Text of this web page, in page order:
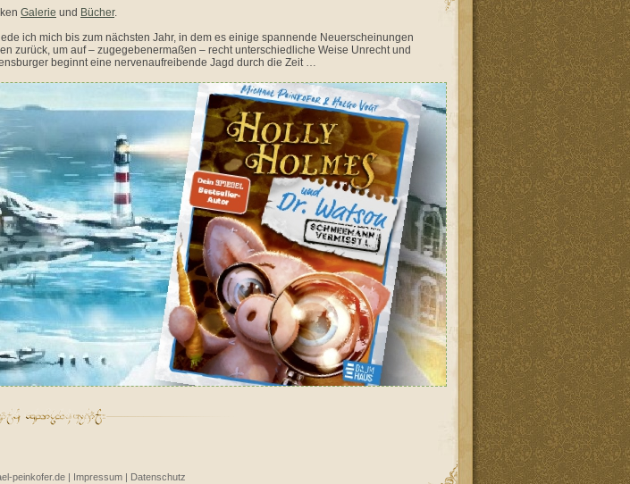
Galerie und Bücher.
ich mich bis zum nächsten Jahr, in dem es einige spannende Neuerscheinungen
zurück, um auf – zugegebenermaßen – recht unterschiedliche Weise Unrecht und
beginnt eine nervenaufreibende Jagd durch die Zeit …
peinkofer.de | Impressum | Datenschutz